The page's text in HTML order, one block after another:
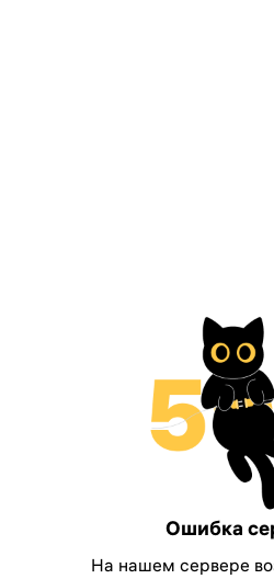
Ошибка
На нашем сервере